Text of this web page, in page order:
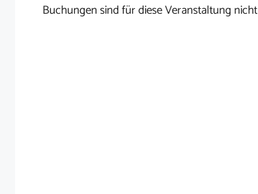
Buchungen sind für diese Veranstaltung